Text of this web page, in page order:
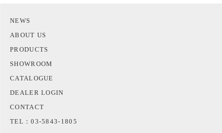
NEWS
ABOUT US
PRODUCTS
SHOWROOM
CATALOGUE
DEALER LOGIN
CONTACT
TEL：03-5843-1805